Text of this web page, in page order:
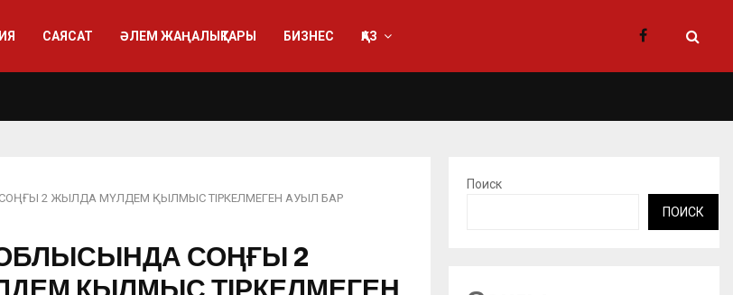
САЯСАТ ӘЛЕМ ЖАҢАЛЫҚТАРЫ БИЗНЕС ҚАЗ
2 ЖЫЛДА МҮЛДЕМ ҚЫЛМЫС ТІРКЕЛМЕГЕН АУЫЛ БАР
ОБЛЫСЫНДА СОҢҒЫ 2
Поиск
ПОИСК